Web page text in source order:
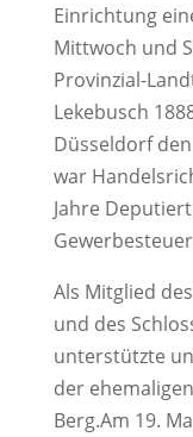
Einrichtung
Mittwoch und
Provinzial-
Lekebusch
Düsseldorf
war
Jahre
Als Mitglied
und des
unterstützte
der
Berg.Am 19.